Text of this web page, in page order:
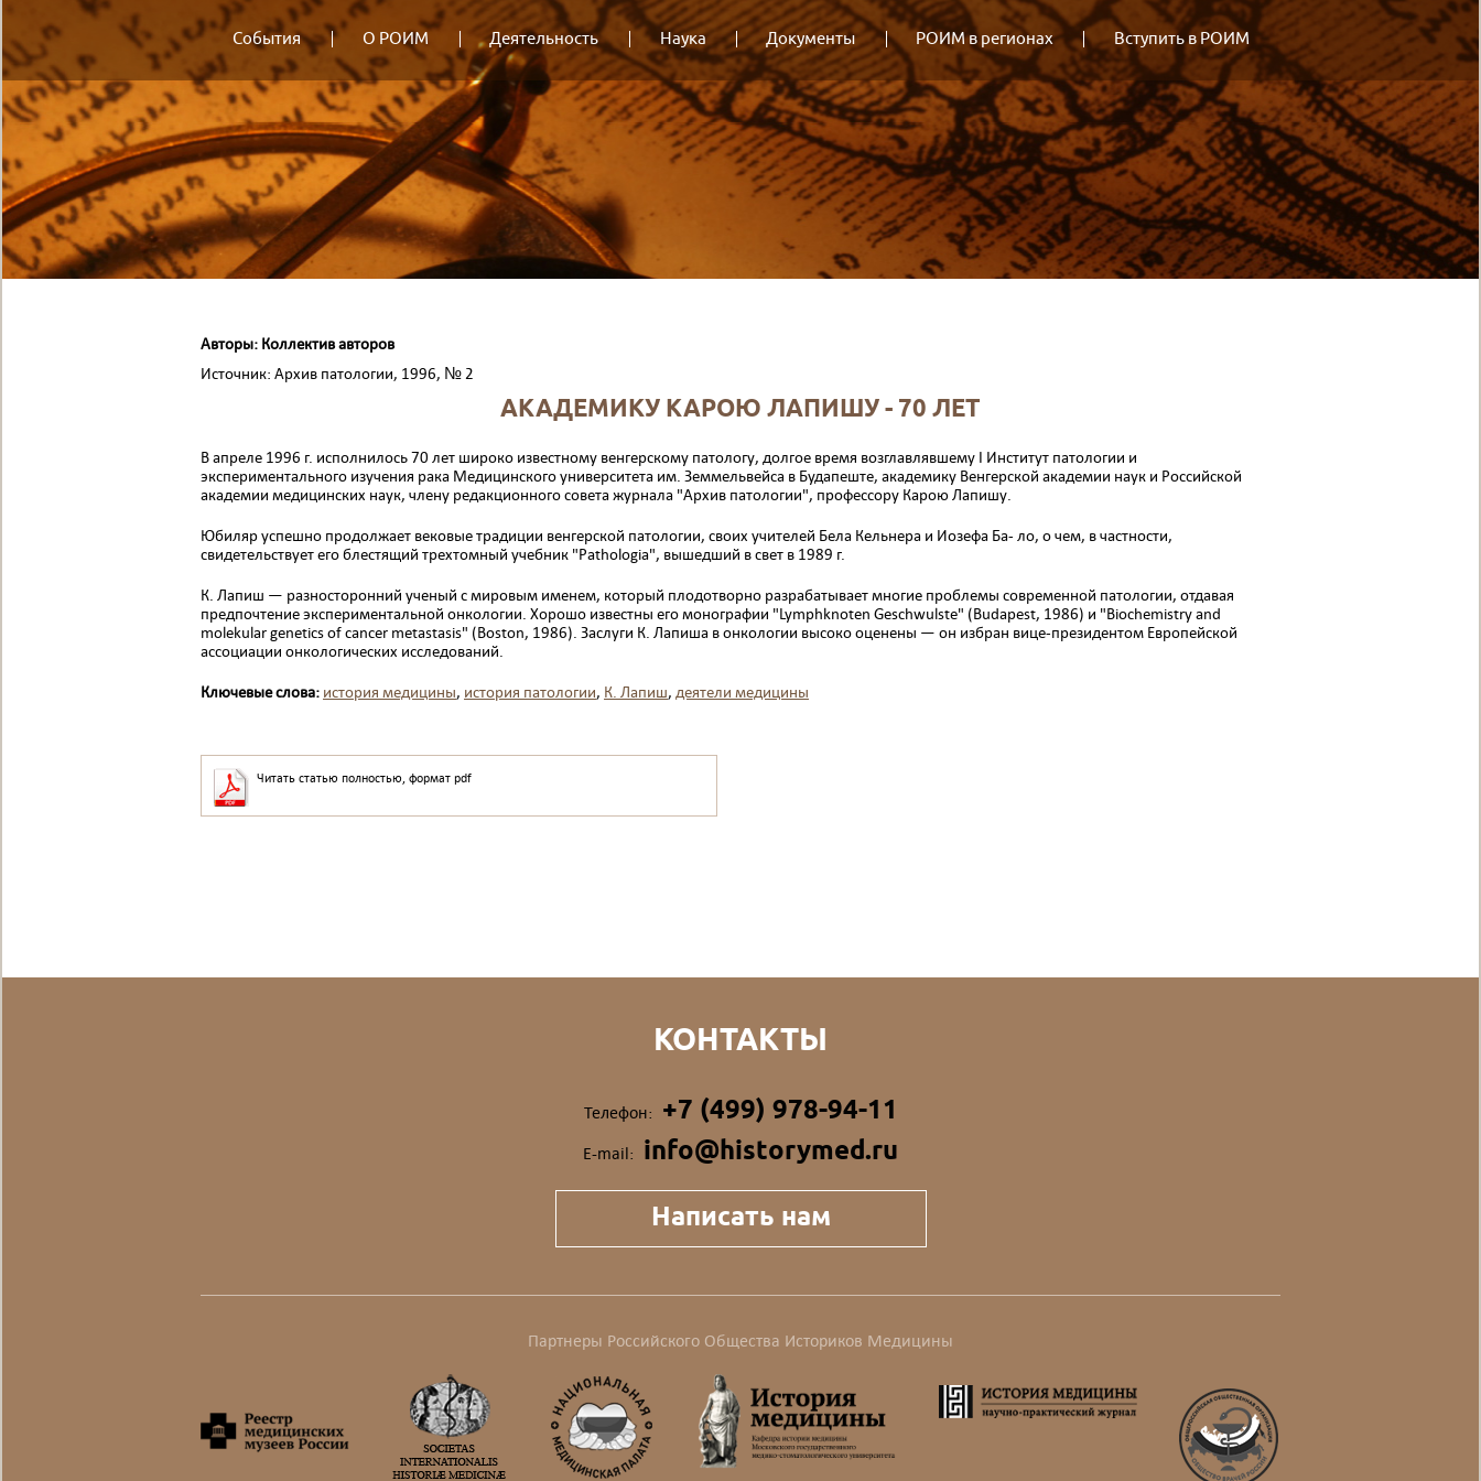
События О РОИМ Деятельность Наука Документы РОИМ в регионах Вступить в РОИМ
Авторы: Коллектив авторов
Источник: Архив патологии, 1996, № 2
АКАДЕМИКУ КАРОЮ ЛАПИШУ - 70 ЛЕТ
В апреле 1996 г. исполнилось 70 лет широко известному венгерскому патологу, долгое время возглавлявшему I Инсти­тут патологии и
экспериментального изучения рака Меди­цинского университета им. Земмельвейса в Будапеште, ака­демику Венгерской академии наук и Российской
академии медицинских наук, члену редакционного совета журнала "Ар­хив патологии", профессору Карою Лапишу.
Юбиляр успешно продолжает вековые традиции венгер­ской патологии, своих учителей Бела Кельнера и Иозефа Ба- ло, о чем, в частности,
свидетельствует его блестящий трех­томный учебник "Раthologiа", вышедший в свет в 1989 г.
К. Лапиш — разносторонний ученый с мировым именем, который плодотворно разрабатывает многие проблемы совре­менной патологии, отдавая
предпочтение экспериментальной онкологии. Хорошо известны его монографии "Lymphknoten Geschwulste" (Budapest, 1986) и "Вiochemistrу аnd
molekular genetics of cancer metastasis" (Воston, 1986). Заслуги К. Лапиша в онкологии высоко оценены — он избран вице-президентом Европейской
ассоциации онкологических исследований.
Ключевые слова: история медицины, история патологии, К. Лапиш, деятели медицины
Читать статью полностью, формат pdf
КОНТАКТЫ
Телефон: +7 (499) 978-94-11
E-mail: info@historymed.ru
Написать нам
Партнеры Российского Общества Историков Медицины